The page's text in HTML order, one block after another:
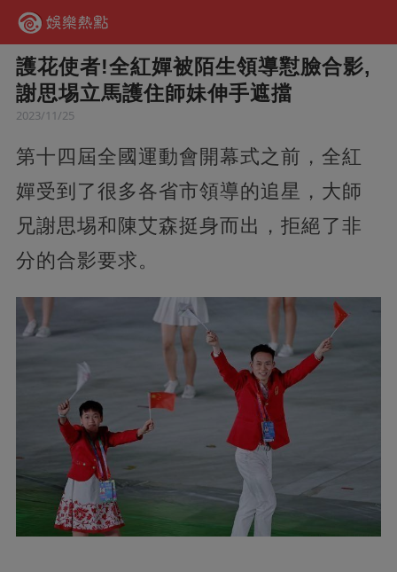
護花使者!全紅嬋被陌生領導懟臉合影,
謝思埸立馬護住師妹伸手遮擋
2023/11/25
第十四屆全國運動會開幕式之前，全紅
嬋受到了很多各省市領導的追星，大師
兄謝思埸和陳艾森挺身而出，拒絕了非
分的合影要求。